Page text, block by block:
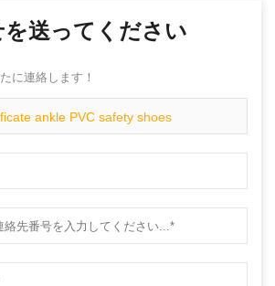
を送ってください
に連絡します！
ankle PVC safety shoes